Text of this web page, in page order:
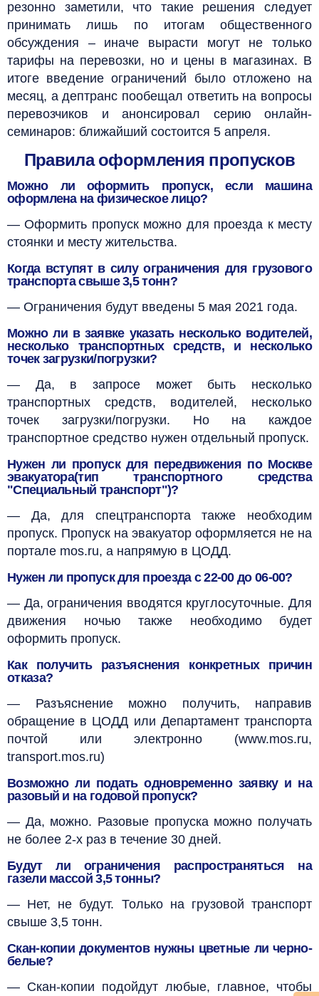
резонно заметили, что такие решения следует
принимать лишь по итогам общественного
обсуждения – иначе вырасти могут не только
тарифы на перевозки, но и цены в магазинах. В
итоге введение ограничений было отложено на
месяц, а дептранс пообещал ответить на вопросы
перевозчиков и анонсировал серию онлайн-
семинаров: ближайший состоится 5 апреля.
Правила оформления пропусков
Можно ли оформить пропуск, если машина
оформлена на физическое лицо?
— Оформить пропуск можно для проезда к месту
стоянки и месту жительства.
Когда вступят в силу ограничения для грузового
транспорта свыше 3,5 тонн?
— Ограничения будут введены 5 мая 2021 года.
Можно ли в заявке указать несколько водителей,
несколько транспортных средств, и несколько
точек загрузки/погрузки?
— Да, в запросе может быть несколько
транспортных средств, водителей, несколько
точек загрузки/погрузки. Но на каждое
транспортное средство нужен отдельный пропуск.
Нужен ли пропуск для передвижения по Москве
эвакуатора(тип транспортного средства
"Специальный транспорт")?
— Да, для спецтранспорта также необходим
пропуск. Пропуск на эвакуатор оформляется не на
портале mos.ru, а напрямую в ЦОДД.
Нужен ли пропуск для проезда с 22-00 до 06-00?
— Да, ограничения вводятся круглосуточные. Для
движения ночью также необходимо будет
оформить пропуск.
Как получить разъяснения конкретных причин
отказа?
— Разъяснение можно получить, направив
обращение в ЦОДД или Департамент транспорта
почтой или электронно (www.mos.ru,
transport.mos.ru)
Возможно ли подать одновременно заявку и на
разовый и на годовой пропуск?
— Да, можно. Разовые пропуска можно получать
не более 2-х раз в течение 30 дней.
Будут ли ограничения распространяться на
газели массой 3,5 тонны?
— Нет, не будут. Только на грузовой транспорт
свыше 3,5 тонн.
Скан-копии документов нужны цветные ли черно-
белые?
— Скан-копии подойдут любые, главное, чтобы